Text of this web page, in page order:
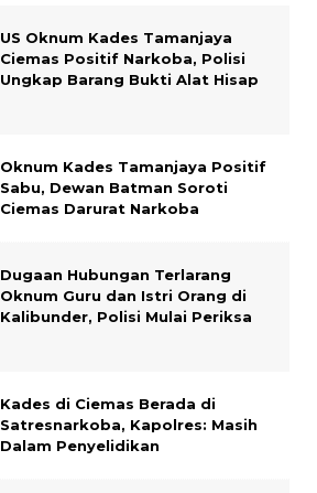
US Oknum Kades Tamanjaya
Ciemas Positif Narkoba, Polisi
Ungkap Barang Bukti Alat Hisap
Oknum Kades Tamanjaya Positif
Sabu, Dewan Batman Soroti
Ciemas Darurat Narkoba
Dugaan Hubungan Terlarang
Oknum Guru dan Istri Orang di
Kalibunder, Polisi Mulai Periksa
Kades di Ciemas Berada di
Satresnarkoba, Kapolres: Masih
Dalam Penyelidikan